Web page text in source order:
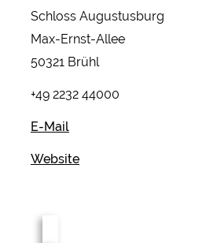
Schloss Augustusburg
Max-Ernst-Allee
50321 Brühl
+49 2232 44000
E-Mail
Website